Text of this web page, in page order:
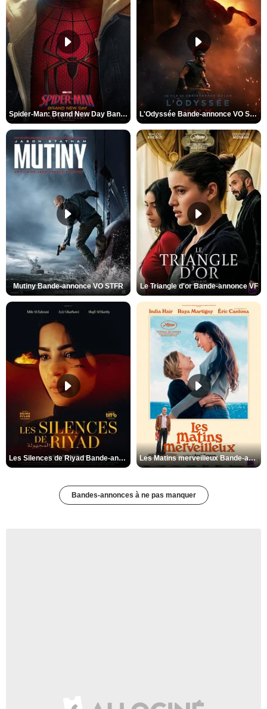
Spider-Man: Brand New Day Bande-annonce VO STFR L'Odyssée Bande-annonce VO STFR
Mutiny Bande-annonce VO STFR Le Triangle d'or Bande-annonce VF
Les Silences de Riyad Bande-annonce VO STFR Les Matins merveilleux Bande-annonce VF
Bandes-annonces à ne pas manquer